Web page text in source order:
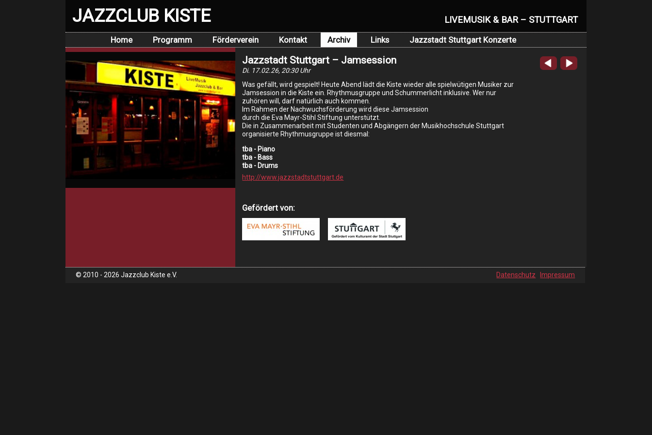
JAZZCLUB KISTE LIVEMUSIK & BAR – STUTTGART
Home Programm Förderverein Kontakt Archiv Links Jazzstadt Stuttgart Konzerte
Jazzstadt Stuttgart – Jamsession
Di. 17.02.26, 20:30 Uhr
Was gefällt, wird gespielt! Heute Abend lädt die Kiste wieder alle spielwütigen Musiker zur
Jamsession in die Kiste ein. Rhythmusgruppe und Schummerlicht inklusive. Wer nur
zuhören will, darf natürlich auch kommen.
Im Rahmen der Nachwuchsförderung wird diese Jamsession
durch die Eva Mayr-Stihl Stiftung unterstützt.
Die in Zusammenarbeit mit Studenten und Abgängern der Musikhochschule Stuttgart
organisierte Rhythmusgruppe ist diesmal:
tba - Piano
tba - Bass
tba - Drums
http://www.jazzstadtstuttgart.de
Gefördert von:
© 2010 - 2026 Jazzclub Kiste e.V. Datenschutz Impressum